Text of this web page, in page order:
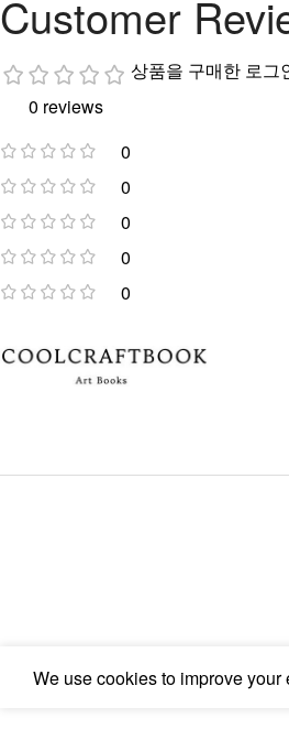
Customer
0 reviews
0
0
0
0
0
상품을 구매한 로그
We use cookies to improve